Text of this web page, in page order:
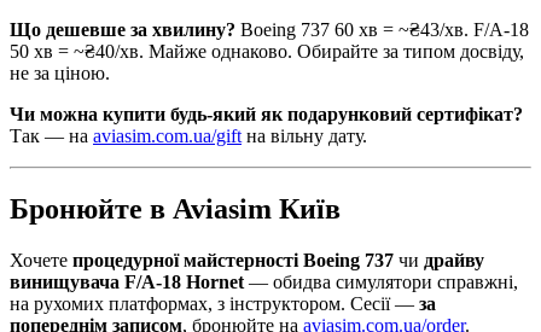
Що дешевше за хвилину? Boeing 737 60 хв = ~₴43/хв. F/A-18
50 хв = ~₴40/хв. Майже однаково. Обирайте за типом досвіду,
не за ціною.
Чи можна купити будь-який як подарунковий сертифікат?
Так — на aviasim.com.ua/gift на вільну дату.
Бронюйте в Aviasim Київ
Хочете процедурної майстерності Boeing 737 чи драйву
винищувача F/A-18 Hornet — обидва симулятори справжні,
на рухомих платформах, з інструктором. Сесії — за
попереднім записом, бронюйте на aviasim.com.ua/order.